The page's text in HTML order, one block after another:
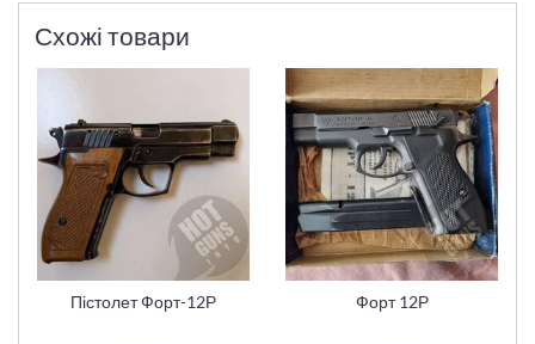
Схожі товари
Пістолет Форт-12Р Форт 12Р